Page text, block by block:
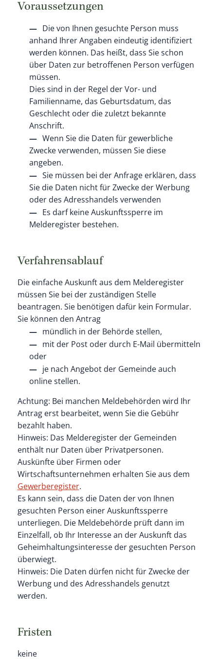
Voraussetzungen
Die von Ihnen gesuchte Person muss
anhand Ihrer Angaben eindeutig identifiziert
werden können. Das heißt, dass Sie schon
über Daten zur betroffenen Person verfügen
müssen.
Dies sind in der Regel der Vor- und
Familienname, das Geburtsdatum, das
Geschlecht oder die zuletzt bekannte
Anschrift.
Wenn Sie die Daten für gewerbliche
Zwecke verwenden, müssen Sie diese
angeben.
Sie müssen bei der Anfrage erklären, dass
Sie die Daten nicht für Zwecke der Werbung
oder des Adresshandels verwenden
Es darf keine Auskunftssperre im
Melderegister bestehen.
Verfahrensablauf
Die einfache Auskunft aus dem Melderegister
müssen Sie bei der zuständigen Stelle
beantragen. Sie benötigen dafür kein Formular.
Sie können den Antrag
mündlich in der Behörde stellen,
mit der Post oder durch E-Mail übermitteln
oder
je nach Angebot der Gemeinde auch
online stellen.
Achtung: Bei manchen Meldebehörden wird Ihr
Antrag erst bearbeitet, wenn Sie die Gebühr
bezahlt haben.
Hinweis: Das Melderegister der Gemeinden
enthält nur Daten über Privatpersonen.
Auskünfte über Firmen oder
Wirtschaftsunternehmen erhalten Sie aus dem
Gewerberegister.
Es kann sein, dass die Daten der von Ihnen
gesuchten Person einer Auskunftssperre
unterliegen. Die Meldebehörde prüft dann im
Einzelfall, ob Ihr Interesse an der Auskunft das
Geheimhaltungsinteresse der gesuchten Person
überwiegt.
Hinweis: Die Daten dürfen nicht für Zwecke der
Werbung und des Adresshandels genutzt
werden.
Fristen
keine